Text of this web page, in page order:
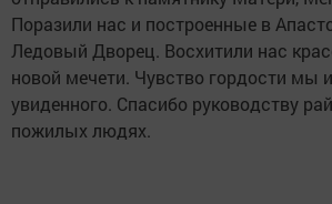
Поразили нас и построенные в
Ледовый Дворец. Восхитили нас
новой мечети. Чувство гордости мы
увиденного. Спасибо руководству
пожилых людях.